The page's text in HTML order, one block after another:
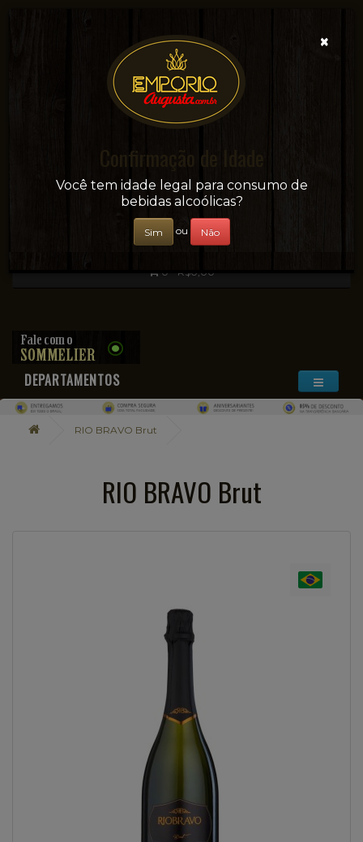
Sua conveniência e adega on-line!
0 - R$0,00
DEPARTAMENTOS
RIO BRAVO Brut
RIO BRAVO Brut
×
Confirmação de Idade
Você tem idade legal para consumo de
bebidas alcoólicas?
Sim ou Não